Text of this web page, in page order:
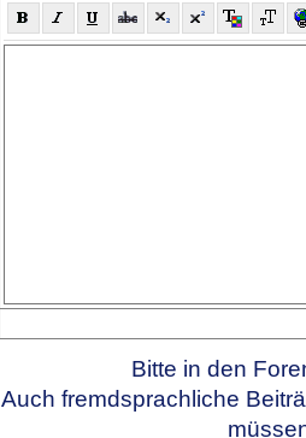
Bitte in den
Auch fremdsprachliche